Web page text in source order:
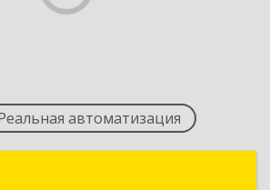
автоматизация